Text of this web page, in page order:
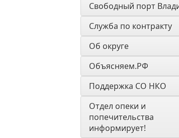
Свободный порт
Служба по контракту
Об округе
Объясняем.РФ
Поддержка СО НКО
Отдел опеки и
попечительства
информирует!